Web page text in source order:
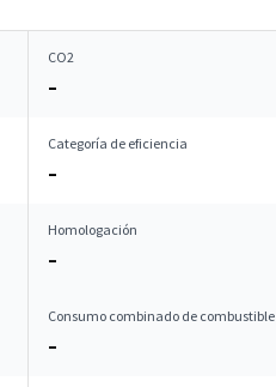
CO2
–
Categoría de eficiencia
–
Homologación
–
Consumo combinado de combustible
–